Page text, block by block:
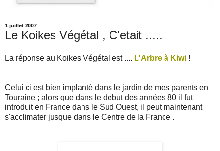
1 juillet 2007
Le Koikes Végétal , C'etait .....
La réponse au Koikes Végétal est .... L'Arbre à Kiwi !
Celui ci est bien implanté dans le jardin de mes parents en
Touraine ; alors que dans le début des années 80 il fut
introduit en France dans le Sud Ouest, il peut maintenant
s'acclimater jusque dans le Centre de la France .